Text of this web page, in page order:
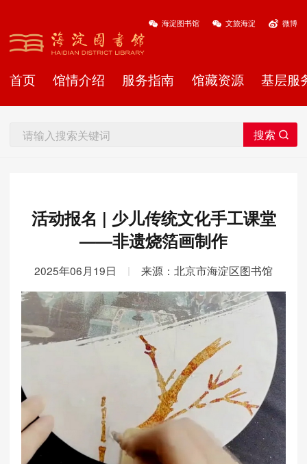
海淀图书馆 文旅海淀 微博
首页 馆情介绍 服务指南 馆藏资源 基层服
活动报名 | 少儿传统文化手工课堂
——非遗烧箔画制作
2025年06月19日 | 来源：北京市海淀区图书馆